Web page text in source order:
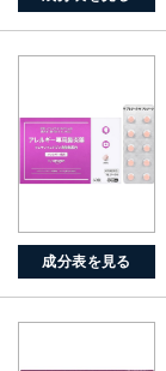
成分表を見る